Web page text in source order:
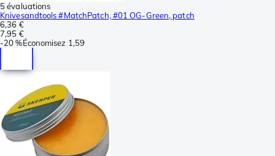
5 évaluations
Knivesandtools #MatchPatch, #01 OG-Green, patch
6,36 €
7,95 €
-20 %Économisez 1,59